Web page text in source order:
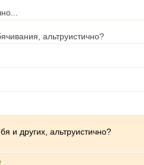
альтруистично?
и других, альтруистично?